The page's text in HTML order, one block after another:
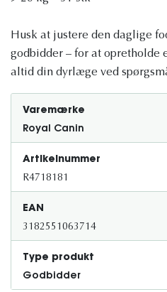
Husk at justere den daglige
godbidder – for at opretholde
altid din dyrlæge ved
Varemærke
Royal Canin
Artikelnummer
R4718181
EAN
3182551063714
Type produkt
Godbidder